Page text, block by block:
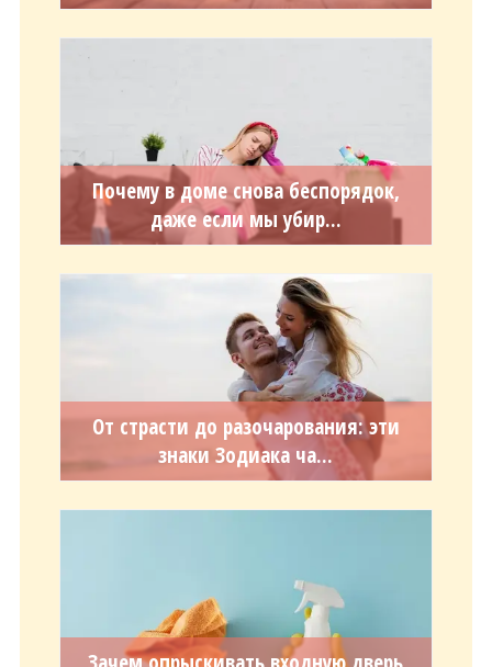
Почему в доме снова беспорядок,
даже если мы убир...
От страсти до разочарования: эти
знаки Зодиака ча...